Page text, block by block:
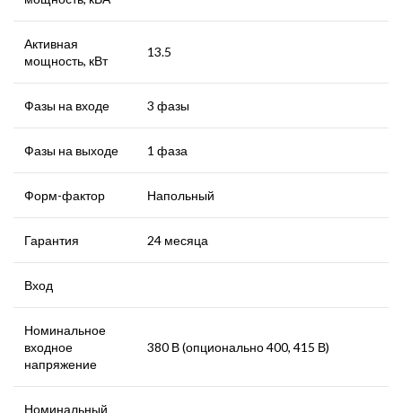
Активная
мощность, кВт
13.5
Фазы на входе 3 фазы
Фазы на выходе 1 фаза
Форм-фактор Напольный
Гарантия 24 месяца
Вход
Номинальное
входное
напряжение
380 В (опционально 400, 415 В)
Номинальный